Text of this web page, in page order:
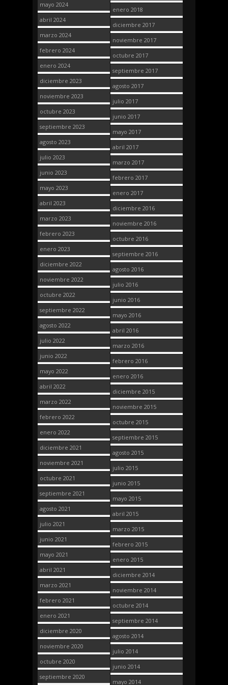
mayo 2024
abril 2024
marzo 2024
febrero 2024
enero 2024
diciembre 2023
noviembre 2023
octubre 2023
septiembre 2023
agosto 2023
julio 2023
junio 2023
mayo 2023
abril 2023
marzo 2023
febrero 2023
enero 2023
diciembre 2022
noviembre 2022
octubre 2022
septiembre 2022
agosto 2022
julio 2022
junio 2022
mayo 2022
abril 2022
marzo 2022
febrero 2022
enero 2022
diciembre 2021
noviembre 2021
octubre 2021
septiembre 2021
agosto 2021
julio 2021
junio 2021
mayo 2021
abril 2021
marzo 2021
febrero 2021
enero 2021
diciembre 2020
noviembre 2020
octubre 2020
septiembre 2020
enero 2018
diciembre 2017
noviembre 2017
octubre 2017
septiembre 2017
agosto 2017
julio 2017
junio 2017
mayo 2017
abril 2017
marzo 2017
febrero 2017
enero 2017
diciembre 2016
noviembre 2016
octubre 2016
septiembre 2016
agosto 2016
julio 2016
junio 2016
mayo 2016
abril 2016
marzo 2016
febrero 2016
enero 2016
diciembre 2015
noviembre 2015
octubre 2015
septiembre 2015
agosto 2015
julio 2015
junio 2015
mayo 2015
abril 2015
marzo 2015
febrero 2015
enero 2015
diciembre 2014
noviembre 2014
octubre 2014
septiembre 2014
agosto 2014
julio 2014
junio 2014
mayo 2014